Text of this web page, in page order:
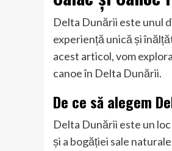
Delta Dunării este unul
experiență unică și
acest articol, vom
canoe în Delta Dunării.
De ce să alegem
Delta Dunării este un
și a bogăției sale